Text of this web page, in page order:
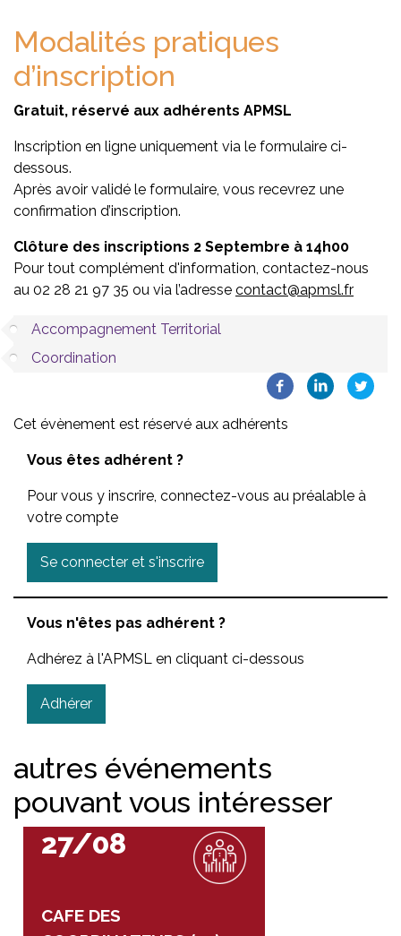
Modalités pratiques
d’inscription
Gratuit, réservé aux adhérents APMSL
Inscription en ligne uniquement via le formulaire ci-
dessous.
Après avoir validé le formulaire, vous recevrez une
confirmation d’inscription.
Clôture des inscriptions 2 Septembre à 14h00
Pour tout complément d'information, contactez-nous
au 02 28 21 97 35 ou via l’adresse contact@apmsl.fr
Accompagnement Territorial
Coordination
Cet évènement est réservé aux adhérents
Vous êtes adhérent ?
Pour vous y inscrire, connectez-vous au préalable à
votre compte
Se connecter et s'inscrire
Vous n'êtes pas adhérent ?
Adhérez à l'APMSL en cliquant ci-dessous
Adhérer
autres événements
pouvant vous intéresser
27/08
CAFE DES